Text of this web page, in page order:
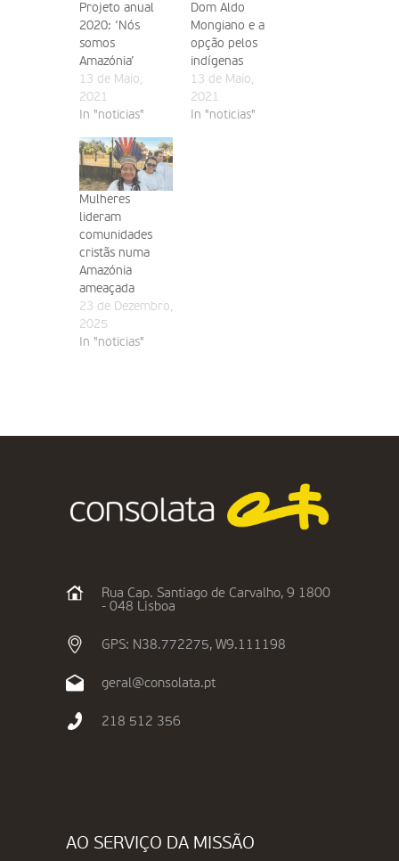
Projeto anual
2020: ‘Nós
somos
Amazónia’
13 de Maio,
2021
In "noticias"
Dom Aldo
Mongiano e a
opção pelos
indígenas
13 de Maio,
2021
In "noticias"
Mulheres
lideram
comunidades
cristãs numa
Amazónia
ameaçada
23 de Dezembro,
2025
In "noticias"
Rua Cap. Santiago de Carvalho, 9 1800
- 048 Lisboa
GPS: N38.772275, W9.111198
geral@consolata.pt
218 512 356
AO SERVIÇO DA MISSÃO